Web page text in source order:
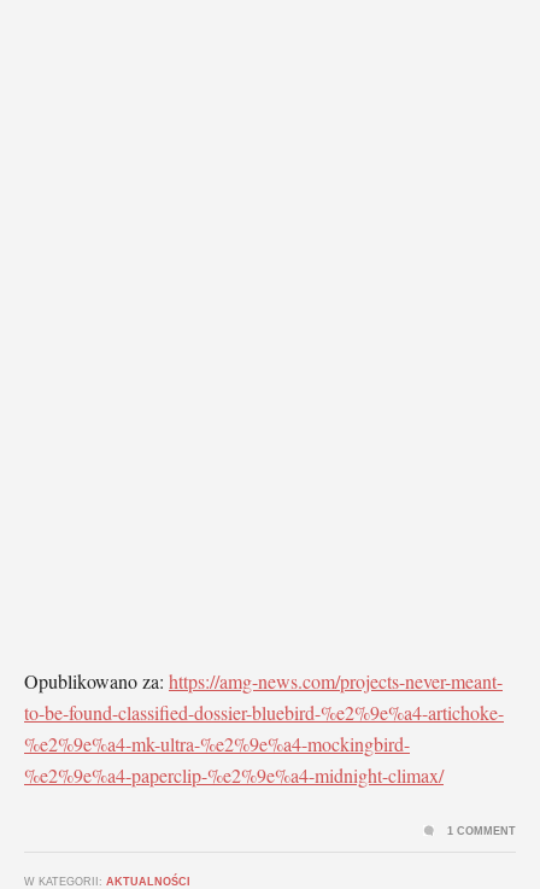
Opublikowano za: https://amg-news.com/projects-never-meant-
to-be-found-classified-dossier-bluebird-%e2%9e%a4-artichoke-
%e2%9e%a4-mk-ultra-%e2%9e%a4-mockingbird-
%e2%9e%a4-paperclip-%e2%9e%a4-midnight-climax/
W KATEGORII: AKTUALNOŚCI
1 COMMENT